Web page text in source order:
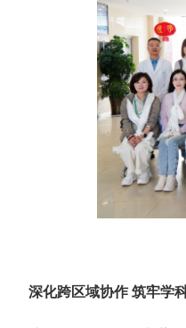
深化跨区域协作 筑牢学